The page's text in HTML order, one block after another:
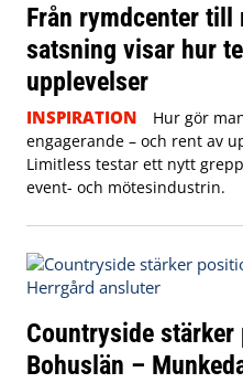
Från rymdcenter till
satsning visar hur
upplevelser
INSPIRATION
Hur gör
engagerande – och rent av
Limitless testar ett nytt
event- och mötesindustrin.
Countryside
Bohuslän –